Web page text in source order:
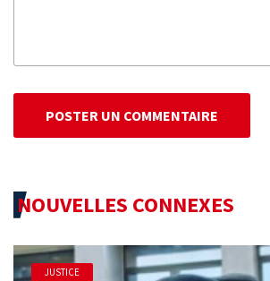
POSTER UN COMMENTAIRE
NOUVELLES CONNEXES
JUSTICE